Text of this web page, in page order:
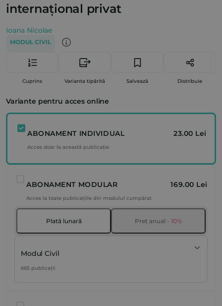
internațional privat
Ioana Nicolae
MODUL CIVIL
Cuprins Varianta tipărită Salvează Distribuie
Variante pentru acces online
ABONAMENT INDIVIDUAL 23.00 Lei
Acces doar la această publicație
ABONAMENT MODULAR 169.00 Lei
Acces la toate publicațiile din modulul cumpărat
Plată lunară Preț anual - 10%
Modul Civil
665 publicații